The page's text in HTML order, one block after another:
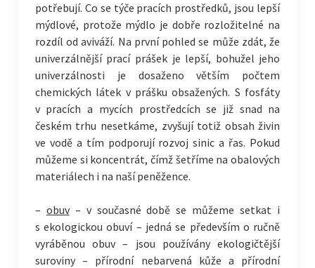
potřebují. Co se týče pracích prostředků, jsou lepší
mýdlové, protože mýdlo je dobře rozložitelné na
rozdíl od aviváží. Na první pohled se může zdát, že
univerzálnější prací prášek je lepší, bohužel jeho
univerzálnosti je dosaženo větším počtem
chemických látek v prášku obsažených. S fosfáty
v pracích a mycích prostředcích se již snad na
českém trhu nesetkáme, zvyšují totiž obsah živin
ve vodě a tím podporují rozvoj sinic a řas. Pokud
můžeme si koncentrát, čímž šetříme na obalových
materiálech i na naší peněžence.
– obuv– v současné době se můžeme setkat i
s ekologickou obuví – jedná se především o ručně
vyráběnou obuv – jsou používány ekologičtější
suroviny – přírodní nebarvená kůže a přírodní